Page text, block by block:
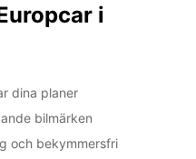
i
dina planer
bilmärken
och bekymmersfri